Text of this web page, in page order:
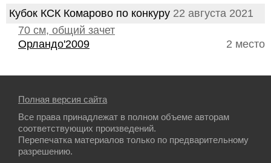
Кубок КСК Комарово по конкуру 22 августа 2021
70 см, общий зачет
2 место
Орландо'2009
Полная версия сайта
Все права принадлежат в полном объеме авторам
соответствующих произведений.
Перепечатка материалов только по предварительному
разрешению.